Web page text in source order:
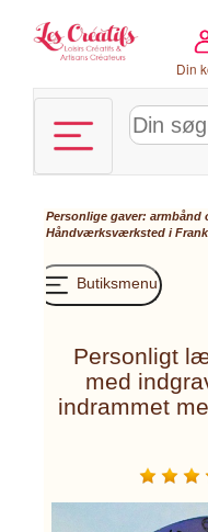
Din
Personlige gaver:
Håndværksværksted i
Butiksmenu
Personligt
med
indrammet